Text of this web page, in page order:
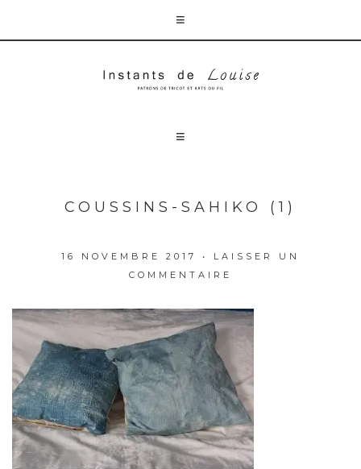
COUSSINS-SAHIKO (1)
16 NOVEMBRE 2017 • LAISSER UN
COMMENTAIRE